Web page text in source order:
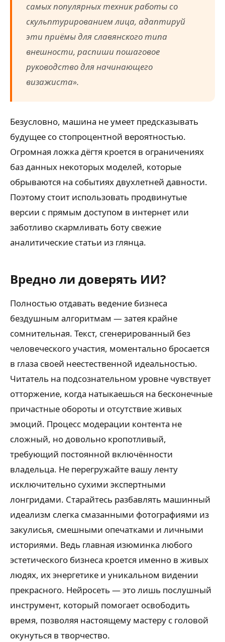
самых популярных техник работы со
скульптурированием лица, адаптируй
эти приёмы для славянского типа
внешности, распиши пошаговое
руководство для начинающего
визажиста».
Безусловно, машина не умеет предсказывать
будущее со стопроцентной вероятностью.
Огромная ложка дёгтя кроется в ограничениях
баз данных некоторых моделей, которые
обрываются на событиях двухлетней давности.
Поэтому стоит использовать продвинутые
версии с прямым доступом в интернет или
заботливо скармливать боту свежие
аналитические статьи из глянца.
Вредно ли доверять ИИ?
Полностью отдавать ведение бизнеса
бездушным алгоритмам — затея крайне
сомнительная. Текст, сгенерированный без
человеческого участия, моментально бросается
в глаза своей неестественной идеальностью.
Читатель на подсознательном уровне чувствует
отторжение, когда натыкаешься на бесконечные
причастные обороты и отсутствие живых
эмоций. Процесс модерации контента не
сложный, но довольно кропотливый,
требующий постоянной включённости
владельца. Не перегружайте вашу ленту
исключительно сухими экспертными
лонгридами. Старайтесь разбавлять машинный
идеализм слегка смазанными фотографиями из
закулисья, смешными опечатками и личными
историями. Ведь главная изюминка любого
эстетического бизнеса кроется именно в живых
людях, их энергетике и уникальном видении
прекрасного. Нейросеть — это лишь послушный
инструмент, который помогает освободить
время, позволяя настоящему мастеру с головой
окунуться в творчество.